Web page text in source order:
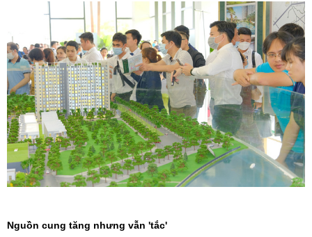
Nguồn cung tăng nhưng vẫn 'tắc'